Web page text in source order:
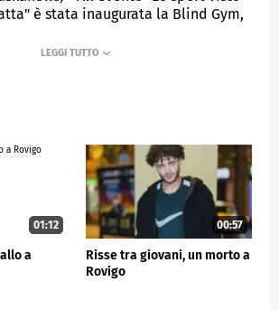
è stata inaugurata la Blind Gym,
BSC Rovigo con il supporto di
"La solidità la danno
e la loro capacità di fare, con
Rovigo abbiamo trovato una
sul territorio da anni, che porta
con dedizione. Lo sport ha
sostenuto, in questo caso era
piccolo ampliamento di una palestra;
che garantiscono la continuità dei
01:12
a
00:57
Risse tra giovani, un morto a
Rovigo